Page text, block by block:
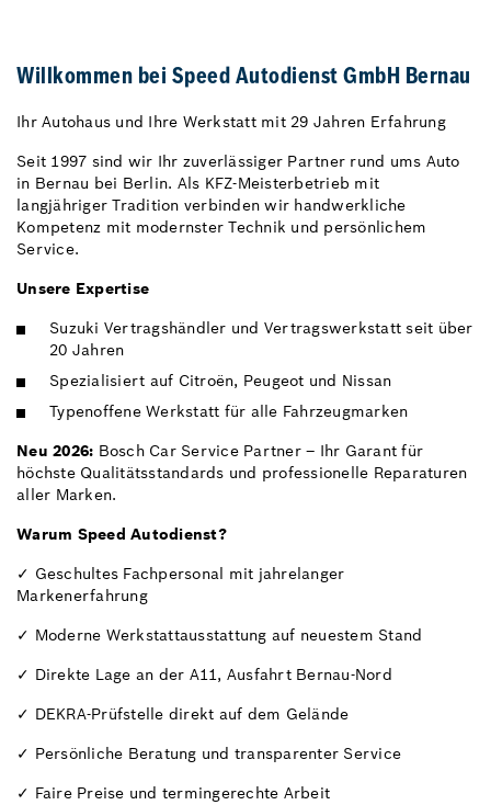
Willkommen bei Speed Autodienst GmbH Bernau
Ihr Autohaus und Ihre Werkstatt mit 29 Jahren Erfahrung
Seit 1997 sind wir Ihr zuverlässiger Partner rund ums Auto
in Bernau bei Berlin. Als KFZ-Meisterbetrieb mit
langjähriger Tradition verbinden wir handwerkliche
Kompetenz mit modernster Technik und persönlichem
Service.
Unsere Expertise
Suzuki Vertragshändler und Vertragswerkstatt seit über
20 Jahren
Spezialisiert auf Citroën, Peugeot und Nissan
Typenoffene Werkstatt für alle Fahrzeugmarken
Neu 2026: Bosch Car Service Partner – Ihr Garant für
höchste Qualitätsstandards und professionelle Reparaturen
aller Marken.
Warum Speed Autodienst?
✓ Geschultes Fachpersonal mit jahrelanger
Markenerfahrung
✓ Moderne Werkstattausstattung auf neuestem Stand
✓ Direkte Lage an der A11, Ausfahrt Bernau-Nord
✓ DEKRA-Prüfstelle direkt auf dem Gelände
✓ Persönliche Beratung und transparenter Service
✓ Faire Preise und termingerechte Arbeit